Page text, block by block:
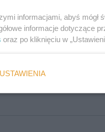
informacjami, abyś
informacje dotyczące
oraz po kliknięciu w
USTAWIENIA